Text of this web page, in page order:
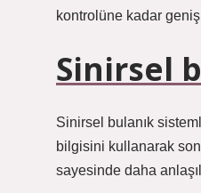
kontrolüne kadar
Sinirsel
Sinirsel bulanık
bilgisini kullanarak
sayesinde daha